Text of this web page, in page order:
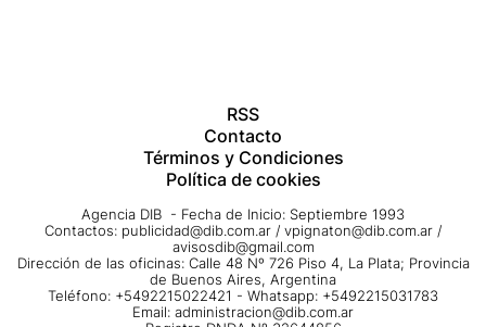
RSS
Contacto
Términos y Condiciones
Política de cookies
Agencia DIB - Fecha de Inicio: Septiembre 1993
Contactos: publicidad@dib.com.ar / vpignaton@dib.com.ar /
avisosdib@gmail.com
Dirección de las oficinas: Calle 48 Nº 726 Piso 4, La Plata; Provincia
de Buenos Aires, Argentina
Teléfono: +5492215022421 - Whatsapp: +5492215031783
Email: administracion@dib.com.ar